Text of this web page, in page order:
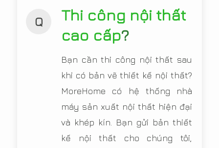
Q
Thi công nội thất
cao cấp?
Bạn cần thi công nội thất sau
khi có bản vẽ thiết kế nội thất?
MoreHome có hệ thống nhà
máy sản xuất nội thất hiện đại
và khép kín. Bạn gửi bản thiết
kế nội thất cho chúng tôi,